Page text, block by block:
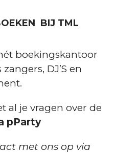
BIJ TML
boekingskantoor
DJ’S en
al je vragen over de
pParty
met ons op via